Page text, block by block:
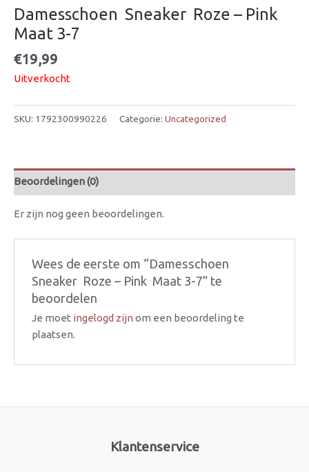
Damesschoen  Sneaker  Roze – Pink 
Maat 3-7
€19,99
Uitverkocht
SKU: 1792300990226 Categorie: Uncategorized
Beoordelingen (0)
Er zijn nog geen beoordelingen.
Wees de eerste om “Damesschoen 
Sneaker  Roze – Pink  Maat 3-7” te
beoordelen
Je moet ingelogd zijn om een beoordeling te
plaatsen.
Klantenservice